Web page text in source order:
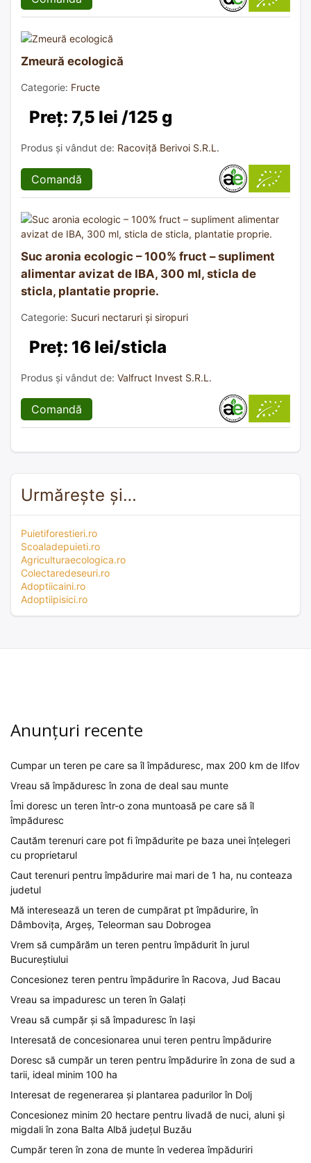
Zmeură ecologică
Categorie: Fructe
Preț: 7,5 lei /125 g
Produs și vândut de: Racoviță Berivoi S.R.L.
Comandă
Suc aronia ecologic – 100% fruct – supliment
alimentar avizat de IBA, 300 ml, sticla de
sticla, plantatie proprie.
Categorie: Sucuri nectaruri și siropuri
Preț: 16 lei/sticla
Produs și vândut de: Valfruct Invest S.R.L.
Comandă
Urmărește și…
Puietiforestieri.ro
Scoaladepuieti.ro
Agriculturaecologica.ro
Colectaredeseuri.ro
Adoptiicaini.ro
Adoptiipisici.ro
Anunțuri recente
Cumpar un teren pe care sa îl împăduresc, max 200 km de Ilfov
Vreau să împăduresc în zona de deal sau munte
Îmi doresc un teren într-o zona muntoasă pe care să îl
împăduresc
Cautăm terenuri care pot fi împădurite pe baza unei înțelegeri
cu proprietarul
Caut terenuri pentru împădurire mai mari de 1 ha, nu conteaza
judetul
Mă interesează un teren de cumpărat pt împădurire, în
Dâmbovița, Argeș, Teleorman sau Dobrogea
Vrem să cumpărăm un teren pentru împădurit în jurul
Bucureștiului
Concesionez teren pentru împădurire în Racova, Jud Bacau
Vreau sa impaduresc un teren în Galați
Vreau să cumpăr și să împaduresc în Iași
Interesată de concesionarea unui teren pentru împădurire
Doresc să cumpăr un teren pentru împădurire în zona de sud a
tarii, ideal minim 100 ha
Interesat de regenerarea și plantarea padurilor în Dolj
Concesionez minim 20 hectare pentru livadă de nuci, aluni și
migdali în zona Balta Albă județul Buzău
Cumpăr teren în zona de munte în vederea împăduriri